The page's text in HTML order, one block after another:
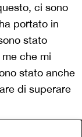
ci sono
portato in
stato
che mi
stato anche
di superare